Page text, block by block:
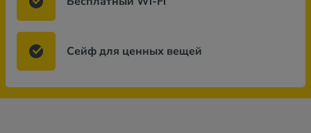
Сейф для ценных вещей